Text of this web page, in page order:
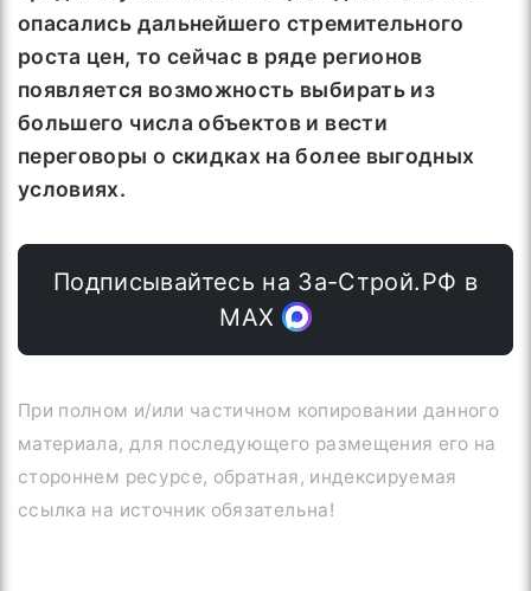
опасались дальнейшего стремительного
роста цен, то сейчас в ряде регионов
появляется возможность выбирать из
большего числа объектов и вести
переговоры о скидках на более выгодных
условиях.
Подписывайтесь на За-Строй.РФ в
МАХ
При полном и/или частичном копировании данного
материала, для последующего размещения его на
стороннем ресурсе, обратная, индексируемая
ссылка на источник обязательна!